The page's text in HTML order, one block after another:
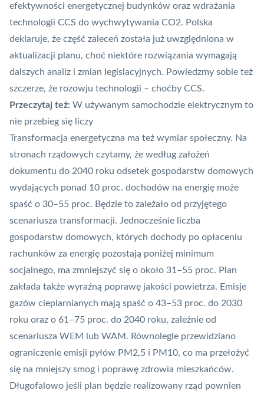
efektywności energetycznej budynków oraz wdrażania
technologii CCS do wychwytywania CO2. Polska
deklaruje, że część zaleceń została już uwzględniona w
aktualizacji planu, choć niektóre rozwiązania wymagają
dalszych analiz i zmian legislacyjnych. Powiedzmy sobie też
szczerze, że rozowju technologii – choćby CCS.
Przeczytaj też: W używanym samochodzie elektrycznym to
nie przebieg się liczy
Transformacja energetyczna ma też wymiar społeczny. Na
stronach rządowych czytamy, że według założeń
dokumentu do 2040 roku odsetek gospodarstw domowych
wydających ponad 10 proc. dochodów na energię może
spaść o 30–55 proc. Będzie to zależało od przyjętego
scenariusza transformacji. Jednocześnie liczba
gospodarstw domowych, których dochody po opłaceniu
rachunków za energię pozostają poniżej minimum
socjalnego, ma zmniejszyć się o około 31–55 proc. Plan
zakłada także wyraźną poprawę jakości powietrza. Emisje
gazów cieplarnianych mają spaść o 43–53 proc. do 2030
roku oraz o 61–75 proc. do 2040 roku, zależnie od
scenariusza WEM lub WAM. Równolegle przewidziano
ograniczenie emisji pyłów PM2,5 i PM10, co ma przełożyć
się na mniejszy smog i poprawę zdrowia mieszkańców.
Długofalowo jeśli plan będzie realizowany rząd pownien